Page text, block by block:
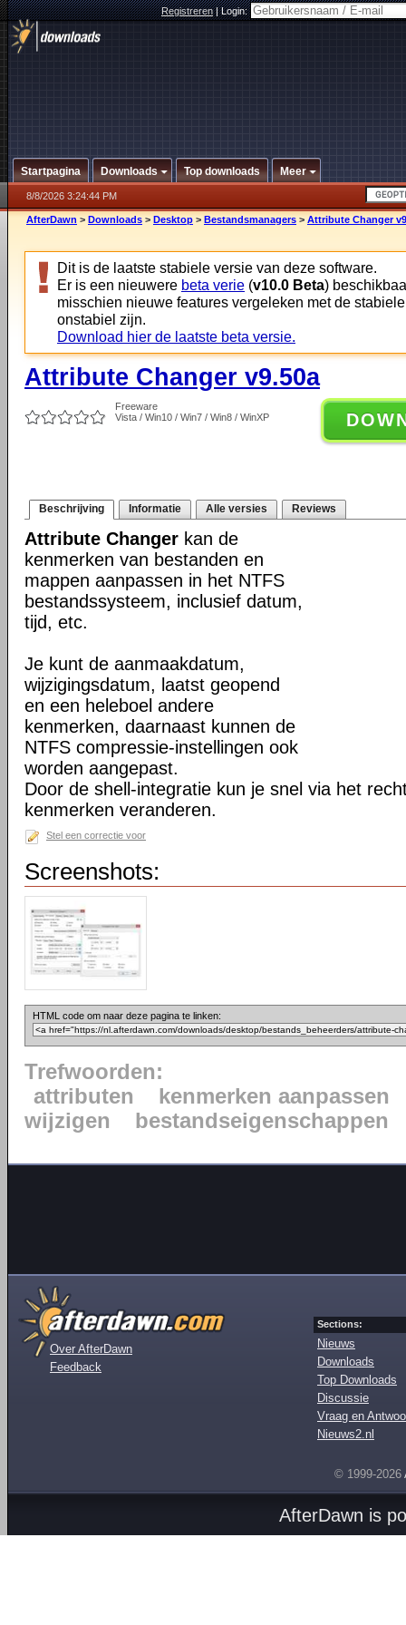
Registreren|Login:
Startpagina Downloads Top downloads Meer
8/8/2026 3:24:44 PM
AfterDawn > Downloads > Desktop > Bestandsmanagers > Attribute Changer
Dit is de laatste stabiele versie van deze software.
Er is een nieuwere beta verie (v10.0 Beta)
misschien nieuwe features vergeleken met de
onstabiel zijn.
Download hier de laatste beta versie.
Attribute Changer v9.50a
Freeware
Vista / Win10 / Win7 / Win8 / WinXP
Beschrijving Informatie Alle versies Reviews
Attribute Changer kan de
kenmerken van bestanden en
mappen aanpassen in het NTFS
bestandssysteem, inclusief datum,
tijd, etc.
Je kunt de aanmaakdatum,
wijzigingsdatum, laatst geopend
en een heleboel andere
kenmerken, daarnaast kunnen de
NTFS compressie-instellingen ook
worden aangepast.
Door de shell-integratie kun je snel via het
kenmerken veranderen.
Stel een correctie voor
Screenshots:
HTML code om naar deze pagina te linken:
Trefwoorden:
attributen
kenmerken aanpassen
wijzigen
bestandseigenschappen
Over AfterDawn
Feedback
Sections:
Nieuws
Downloads
Top Downloads
Discussie
Vraag en
Nieuws2.nl
© 1999-2026
AfterDawn is